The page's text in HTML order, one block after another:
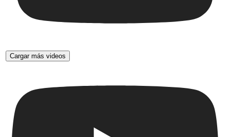
Cargar más videos